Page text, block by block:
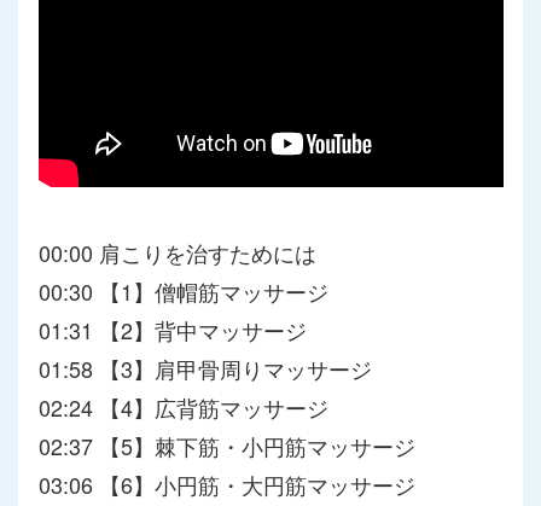
00:00 肩こりを治すためには
00:30 【1】僧帽筋マッサージ
01:31 【2】背中マッサージ
01:58 【3】肩甲骨周りマッサージ
02:24 【4】広背筋マッサージ
02:37 【5】棘下筋・小円筋マッサージ
03:06 【6】小円筋・大円筋マッサージ